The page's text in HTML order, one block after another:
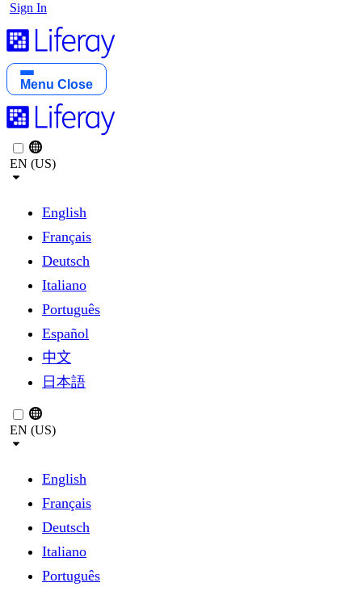
Sign In
Menu Close
EN (US)
English
Français
Deutsch
Italiano
Português
Español
中文
日本語
EN (US)
English
Français
Deutsch
Italiano
Português